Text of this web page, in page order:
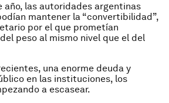
año, las autoridades argentinas
mantener la “convertibilidad”,
por el que prometían
peso al mismo nivel que el del
una enorme deuda y
en las instituciones, los
a escasear.